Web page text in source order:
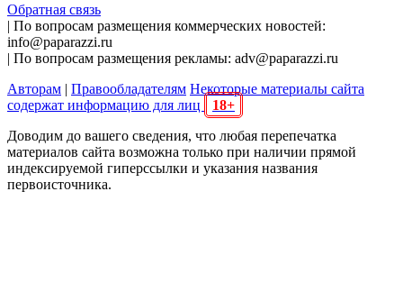
Обратная связь
| По вопросам размещения коммерческих новостей:
info@paparazzi.ru
| По вопросам размещения рекламы: adv@paparazzi.ru
Авторам | Правообладателям Некоторые материалы сайта
содержат информацию для лиц
18+
Доводим до вашего сведения, что любая перепечатка
материалов сайта возможна только при наличии прямой
индексируемой гиперссылки и указания названия
первоисточника.